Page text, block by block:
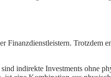
Finanzdienstleistern. Trotzdem
indirekte Investments ohne